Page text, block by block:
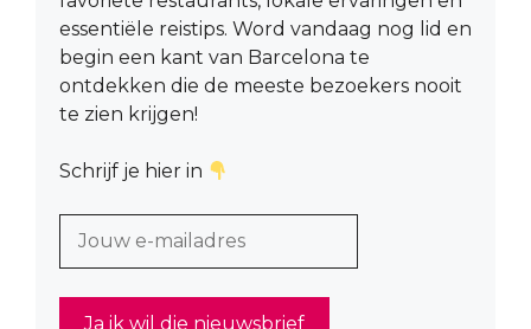
essentiële reistips. Word vandaag nog lid en
begin een kant van Barcelona te
ontdekken die de meeste bezoekers nooit
te zien krijgen!
Schrijf je hier in